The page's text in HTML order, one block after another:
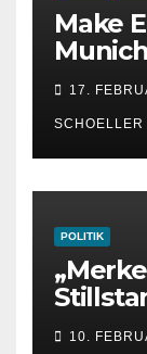
Make
17.
SCHOELLER
POLITIK
10.